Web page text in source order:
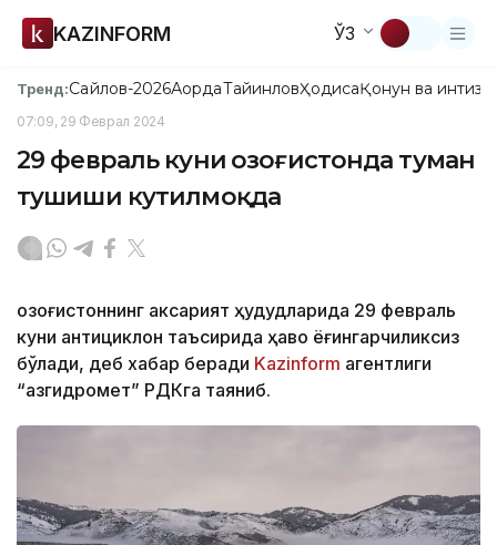
KAZINFORM ЎЗ
Тренд:Сайлов-2026АқордаТайинловҲодисаҚонун ва
07:09, 29 Феврал 2024
29 февраль куни Қозоғистонда туман
тушиши кутилмоқда
Қозоғистоннинг аксарият ҳудудларида 29 февраль
куни антициклон таъсирида ҳаво ёғингарчиликсиз
бўлади, деб хабар беради Kazinform агентлиги
“Қазгидромет” РДКга таяниб.